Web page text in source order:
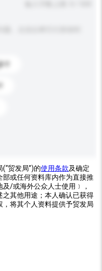
贸发局”)的使用条款及确定
或任何资料库内作为直接推
/或海外公众人士使用﹞，
之其他用途；本人确认已获得
将其个人资料提供予贸发局